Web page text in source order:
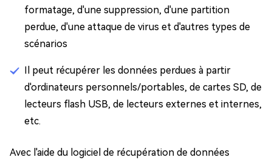
formatage, d'une suppression, d'une partition
perdue, d'une attaque de virus et d'autres types de
scénarios
Il peut récupérer les données perdues à partir
d'ordinateurs personnels/portables, de cartes SD, de
lecteurs flash USB, de lecteurs externes et internes,
etc.
Avec l'aide du logiciel de récupération de données